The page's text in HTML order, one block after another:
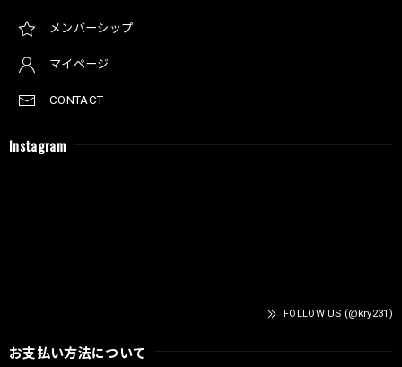
メンバーシップ
マイページ
CONTACT
Instagram
FOLLOW US (@kry231)
お支払い方法について